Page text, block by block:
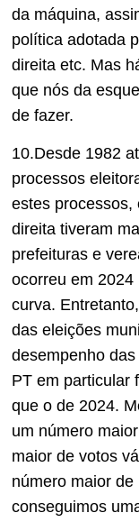
da máquina,
política adotada
direita etc. Mas
que nós da
de fazer.
10.Desde 1982
processos
estes processos,
direita tiveram
prefeituras e
ocorreu em
curva.
das eleições
desempenho
PT em particular
que o de 2024.
um número
maior de votos
número maior
conseguimos